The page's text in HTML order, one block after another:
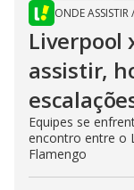
ONDE ASSISTIR/
Liverpool
assistir,
Equipes se
encontro entre o
Flamengo